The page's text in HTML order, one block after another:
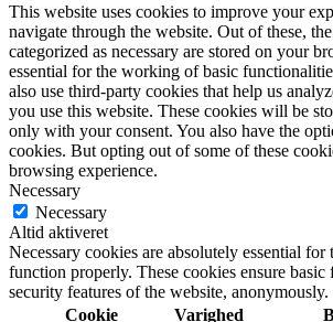
This website uses cookies to improve your
navigate through the website. Out of these,
categorized as necessary are stored on your
essential for the working of basic
also use third-party cookies that help us
you use this website. These cookies will be
only with your consent. You also have the
cookies. But opting out of some of these
browsing experience.
Necessary
Necessary
Altid aktiveret
Necessary cookies are absolutely essential for
function properly. These cookies ensure basic
security features of the website, anonymously.
Cookie
Varighed